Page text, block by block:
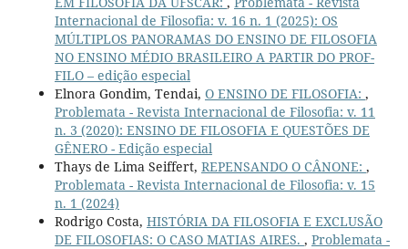
Internacional de Filosofia: v. 16 n. 1 (2025): OS
MÚLTIPLOS PANORAMAS DO ENSINO DE FILOSOFIA
NO ENSINO MÉDIO BRASILEIRO A PARTIR DO PROF-
FILO – edição especial
Elnora Gondim, Tendai, O ENSINO DE FILOSOFIA: ,
Problemata - Revista Internacional de Filosofia: v. 11
n. 3 (2020): ENSINO DE FILOSOFIA E QUESTÕES DE
GÊNERO - Edição especial
Thays de Lima Seiffert, REPENSANDO O CÂNONE: ,
Problemata - Revista Internacional de Filosofia: v. 15
n. 1 (2024)
Rodrigo Costa, HISTÓRIA DA FILOSOFIA E EXCLUSÃO
DE FILOSOFIAS: O CASO MATIAS AIRES. , Problemata -